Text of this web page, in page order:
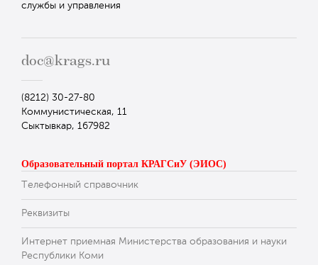
службы и управления
doc@krags.ru
(8212) 30-27-80
Коммунистическая, 11
Сыктывкар, 167982
Образовательный портал КРАГСиУ (ЭИОС)
Телефонный справочник
Реквизиты
Интернет приемная Министерства образования и науки
Республики Коми